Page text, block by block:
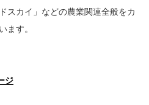
スカイ」などの農業関連全般をカ
ます。
ジ